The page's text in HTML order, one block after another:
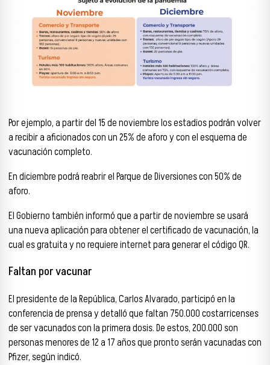
Por ejemplo, a partir del 15 de noviembre los estadios podrán volver
a recibir a aficionados con un 25% de aforo y con el esquema de
vacunación completo.
En diciembre podrá reabrir el Parque de Diversiones con 50% de
aforo.
El Gobierno también informó que a partir de noviembre se usará
una nueva aplicación para obtener el certificado de vacunación, la
cual es gratuita y no requiere internet para generar el código QR.
Faltan por vacunar
El presidente de la República, Carlos Alvarado, participó en la
conferencia de prensa y detalló que faltan 750.000 costarricenses
de ser vacunados con la primera dosis. De estos, 200.000 son
personas menores de 12 a 17 años que pronto serán vacunadas con
Pfizer, según indicó.